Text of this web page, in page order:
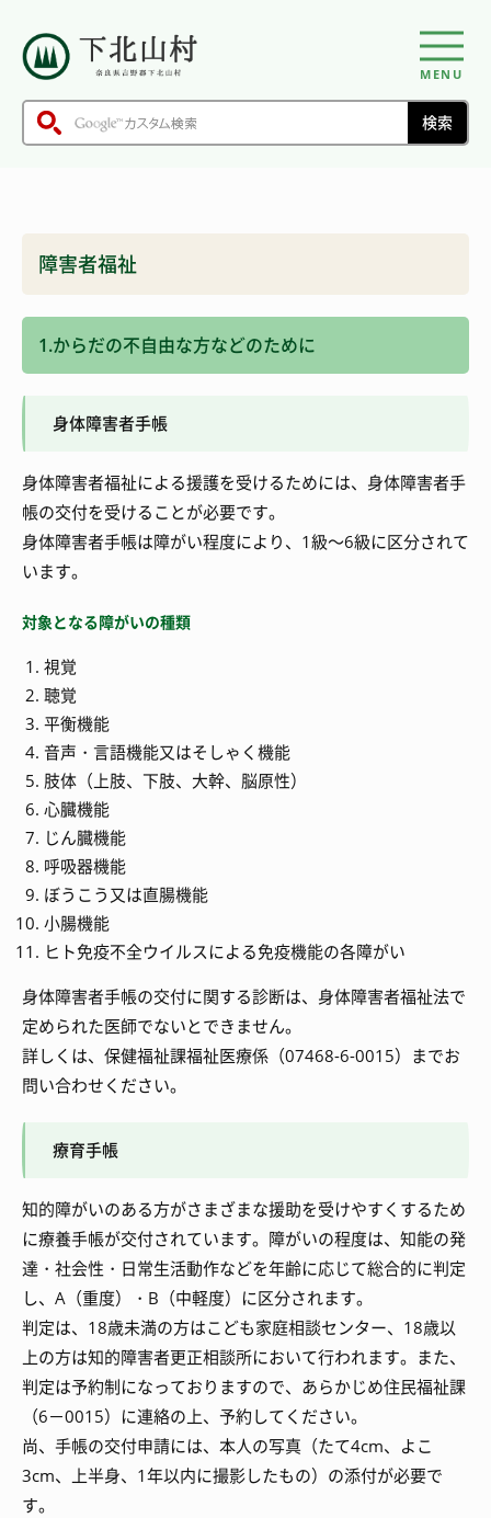
MENU
障害者福祉
1.からだの不自由な方などのために
身体障害者手帳
身体障害者福祉による援護を受けるためには、身体障害者手
帳の交付を受けることが必要です。
身体障害者手帳は障がい程度により、1級～6級に区分されて
います。
対象となる障がいの種類
視覚
聴覚
平衡機能
音声・言語機能又はそしゃく機能
肢体（上肢、下肢、大幹、脳原性）
心臓機能
じん臓機能
呼吸器機能
ぼうこう又は直腸機能
小腸機能
ヒト免疫不全ウイルスによる免疫機能の各障がい
身体障害者手帳の交付に関する診断は、身体障害者福祉法で
定められた医師でないとできません。
詳しくは、保健福祉課福祉医療係（07468-6-0015）までお
問い合わせください。
療育手帳
知的障がいのある方がさまざまな援助を受けやすくするため
に療養手帳が交付されています。障がいの程度は、知能の発
達・社会性・日常生活動作などを年齢に応じて総合的に判定
し、A（重度）・B（中軽度）に区分されます。
判定は、18歳未満の方はこども家庭相談センター、18歳以
上の方は知的障害者更正相談所において行われます。また、
判定は予約制になっておりますので、あらかじめ住民福祉課
（6－0015）に連絡の上、予約してください。
尚、手帳の交付申請には、本人の写真（たて4cm、よこ
3cm、上半身、1年以内に撮影したもの）の添付が必要で
す。